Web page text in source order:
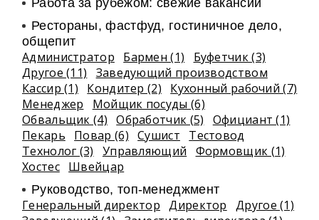
Работа за рубежом: свежие вакансии
Рестораны, фастфуд, гостиничное дело,
общепит
Администратор Бармен (1)
Буфетчик (3)
Другое (11)
Заведующий производством
Кассир (1)
Кондитер (2)
Кухонный рабочий (7)
Менеджер
Мойщик посуды (6)
Обвальщик (4)
Обработчик (5)
Официант (1)
Пекарь
Повар (6) Сушист
Тестовод
Технолог (3)
Управляющий
Формовщик (1)
Хостес Швейцар
Руководство, топ-менеджмент
Генеральный директор Директор
Другое (1)